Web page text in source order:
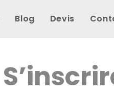
Blog Devis